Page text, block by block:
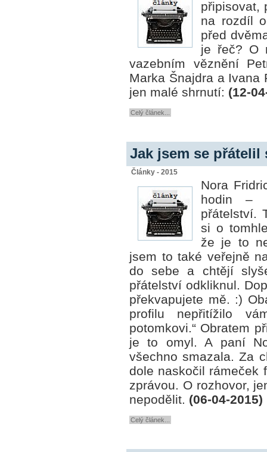
připisovat,
na rozdíl
před
je řeč? O
vazebním věznění
Marka Šnajdra a Ivana
jen malé shrnutí: (12-
Celý článek...
Jak jsem se
Články - 2015
Nora
hodin –
přátelství.
si o
že je to
jsem to také veřejně
do sebe a chtějí
přátelství odkliknul.
překvapujete mě. :)
profilu nepřitížilo
potomkovi.“ Obratem
je to omyl. A paní
všechno smazala. Za
dole naskočil rámeček
zprávou. O rozhovor,
nepodělit. (06-04-2015)
Celý článek...